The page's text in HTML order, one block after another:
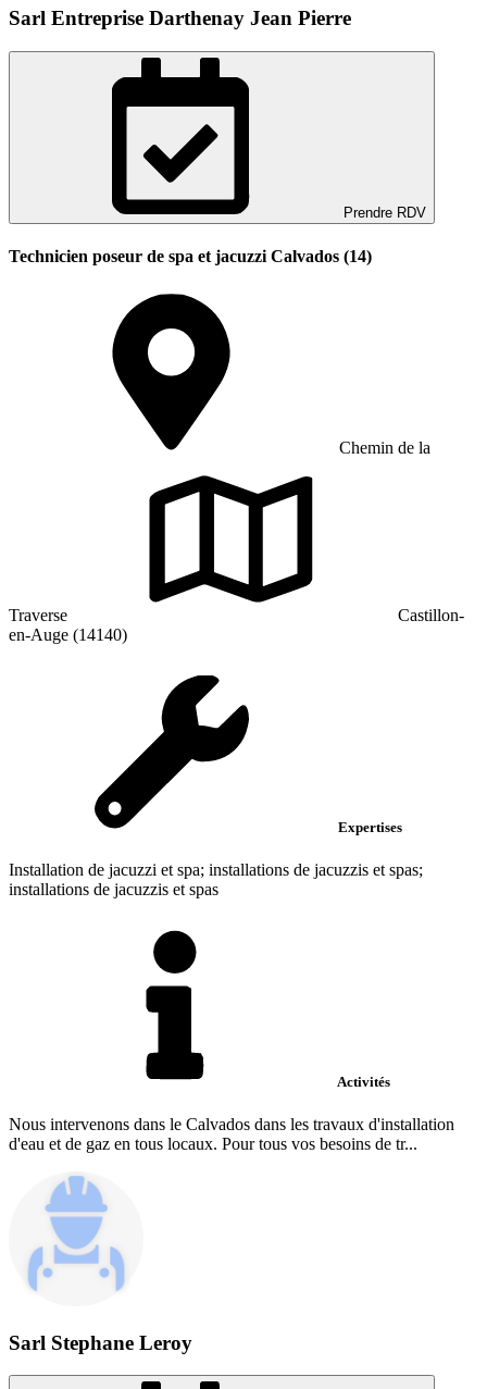
Sarl Entreprise Darthenay Jean Pierre
Prendre RDV
Technicien poseur de spa et jacuzzi Calvados (14)
Chemin de la
Traverse
Castillon-
en-Auge (14140)
Expertises
Installation de jacuzzi et spa; installations de jacuzzis et spas;
installations de jacuzzis et spas
Activités
Nous intervenons dans le Calvados dans les travaux d'installation
d'eau et de gaz en tous locaux. Pour tous vos besoins de tr...
Sarl Stephane Leroy